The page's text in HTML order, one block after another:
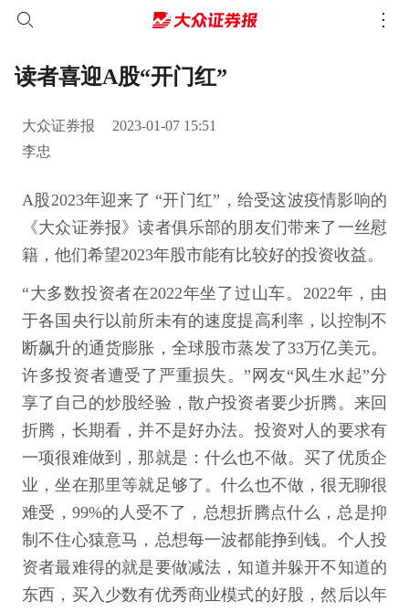
读者喜迎A股“开门红”
大众证券报
2023-01-07 15:51
李忠
A股2023年迎来了 “开门红”，给受这波疫情影响的
《大众证券报》读者俱乐部的朋友们带来了一丝慰
籍，他们希望2023年股市能有比较好的投资收益。
“大多数投资者在2022年坐了过山车。2022年，由
于各国央行以前所未有的速度提高利率，以控制不
断飙升的通货膨胀，全球股市蒸发了33万亿美元。
许多投资者遭受了严重损失。”网友“风生水起”分
享了自己的炒股经验，散户投资者要少折腾。来回
折腾，长期看，并不是好办法。投资对人的要求有
一项很难做到，那就是：什么也不做。买了优质企
业，坐在那里等就足够了。什么也不做，很无聊很
难受，99%的人受不了，总想折腾点什么，总是抑
制不住心猿意马，总想每一波都能挣到钱。个人投
资者最难得的就是要做减法，知道并躲开不知道的
东西，买入少数有优秀商业模式的好股，然后以年